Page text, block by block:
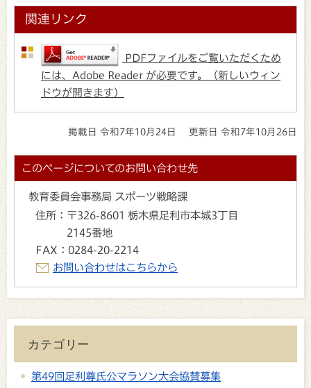
関連リンク
PDFファイルをご覧いただくため
には、Adobe Reader が必要です。（新しいウィン
ドウが開きます）
掲載日 令和7年10月24日 更新日 令和7年10月26日
このページについてのお問い合わせ先
教育委員会事務局 スポーツ戦略課
住所： 〒326-8601 栃木県足利市本城3丁目
2145番地
FAX： 0284-20-2214
お問い合わせはこちらから
カテゴリー
第49回足利尊氏公マラソン大会協賛募集